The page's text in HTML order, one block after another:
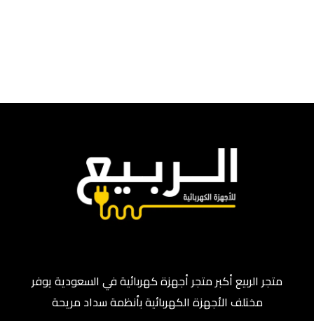
متجر الربيع أكبر متجر أجهزة كهربائية في السعودية يوفر
مختلف الأجهزة الكهربائية بأنظمة سداد مريحة